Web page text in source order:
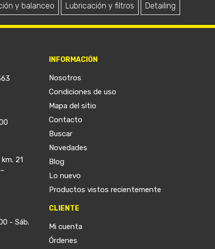
y balanceo Lubricación y filtros Detailing
21
- Sáb.
INFORMACIÓN
Nosotros
Condiciones de uso
Mapa del sitio
Contacto
Buscar
Novedades
Blog
Lo nuevo
Productos vistos recientemente
CLIENTE
Mi cuenta
Órdenes